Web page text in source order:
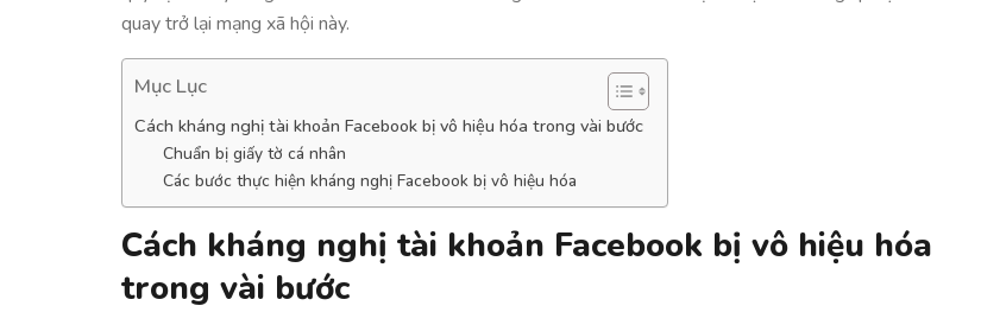
quay trở lại mạng xã hội này.
Mục Lục
Cách kháng nghị tài khoản Facebook bị vô hiệu hóa trong vài bước
Chuẩn bị giấy tờ cá nhân
Các bước thực hiện kháng nghị Facebook bị vô hiệu hóa
Cách kháng nghị tài khoản Facebook bị vô hiệu hóa
trong vài bước